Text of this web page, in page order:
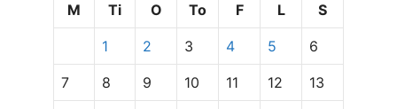
specifikke
M
Ti O To F L S
1 2 3 4 5 6
7 8 9 10 11 12 13